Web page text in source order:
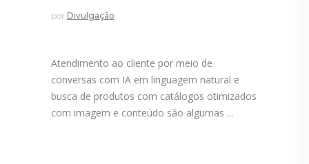
por Divulgação
Atendimento ao cliente por meio de
conversas com IA em linguagem natural e
busca de produtos com catálogos otimizados
com imagem e conteúdo são algumas